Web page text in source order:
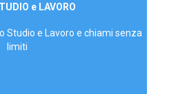
e LAVORO
Studio e Lavoro e chiami senza
limiti